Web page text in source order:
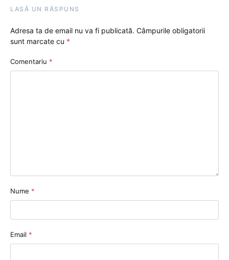
LASĂ UN RĂSPUNS
Adresa ta de email nu va fi publicată. Câmpurile obligatorii
sunt marcate cu *
Comentariu *
Nume *
Email *